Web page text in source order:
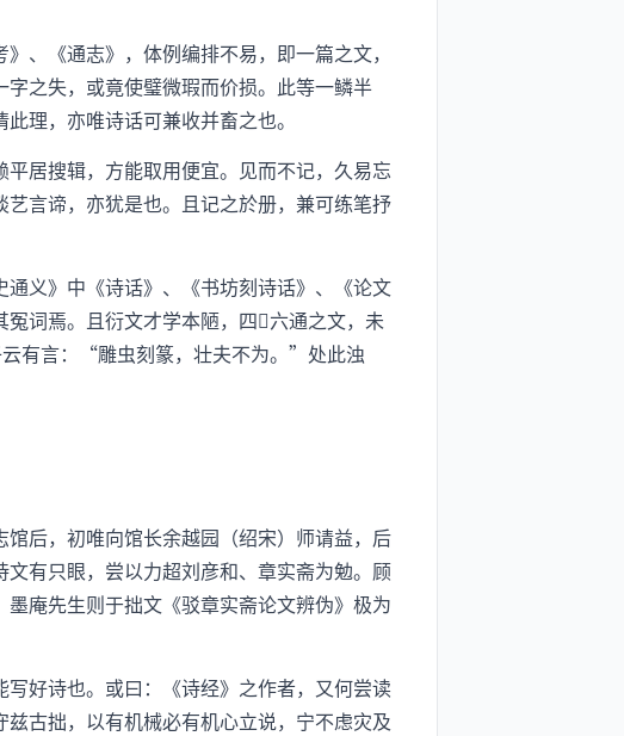
、《通志》，体例编排不易，即一篇之文，
之失，或竟使璧微瑕而价损。此等一鳞半
理，亦唯诗话可兼收并畜之也。
居搜辑，方能取用便宜。见而不记，久易忘
言谛，亦犹是也。且记之於册，兼可练笔抒
义》中《诗话》、《书坊刻诗话》、《论文
词焉。且衍文才学本陋，四六通之文，未
有言：“雕虫刻篆，壮夫不为。”处此浊
后，初唯向馆长余越园（绍宋）师请益，后
有只眼，尝以力超刘彦和、章实斋为勉。顾
庵先生则于拙文《驳章实斋论文辨伪》极为
好诗也。或曰：《诗经》之作者，又何尝读
古拙，以有机械必有机心立说，宁不虑灾及